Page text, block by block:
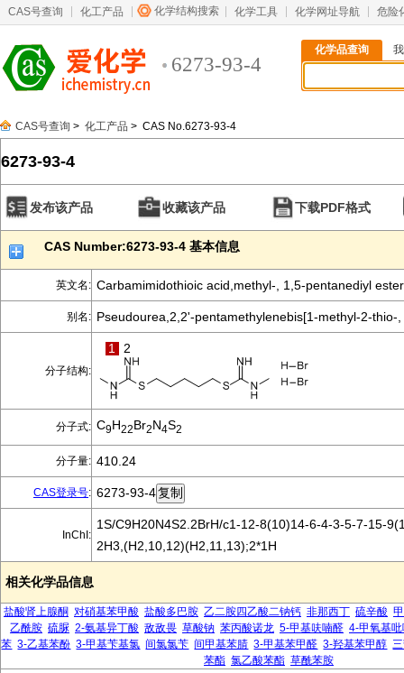
CAS号查询 化工产品 化学结构搜索 化学工具 化学网址导航 危险
6273-93-4
化学品查询
CAS号查询 > 化工产品 > CAS No.6273-93-4
6273-93-4
发布该产品 收藏该产品 下载PDF格式
CAS Number:6273-93-4 基本信息
英文名: Carbamimidothioic acid,methyl-, 1,5-pentanediyl
别名: Pseudourea,2,2'-pentamethylenebis[1-methyl-2-thio-
分子结构:
1 2
分子式: C9H22Br2N4S2
分子量: 410.24
CAS登录号: 6273-93-4
InChI:
1S/C9H20N4S2.2BrH/c1-12-8(10)14-6-4-3-5-7-15-
2H3,(H2,10,12)(H2,11,13);2*1H
相关化学品信息
盐酸肾上腺酮 对硝基苯甲酸 盐酸多巴胺 乙二胺四乙酸二钠钙 非那西丁 硫辛酸
乙酰胺 硫脲 2-氨基异丁酸 敌敌畏 草酸钠 苯丙酸诺龙 5-甲基呋喃醛 4-甲氧基
苯 3-乙基苯酚 3-甲基苄基氯 间氯氯苄 间甲基苯腈 3-甲基苯甲醛 3-羟基苯甲醇
苯酯 氯乙酸苯酯 草酰苯胺